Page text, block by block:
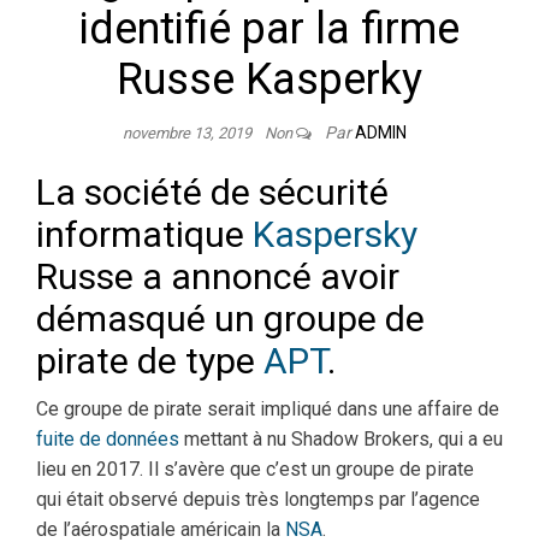
identifié par la firme
Russe Kasperky
novembre 13, 2019 Non ParADMIN
La société de sécurité
informatique Kaspersky
Russe a annoncé avoir
démasqué un groupe de
pirate de type APT.
Ce groupe de pirate serait impliqué dans une affaire de
fuite de données mettant à nu Shadow Brokers, qui a eu
lieu en 2017. Il s’avère que c’est un groupe de pirate
qui était observé depuis très longtemps par l’agence
de l’aérospatiale américain la NSA.